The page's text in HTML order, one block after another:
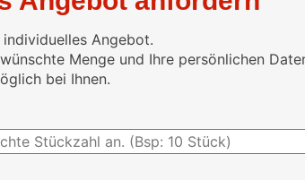
Angebot.
Menge und Ihre persönlichen Daten.
bei Ihnen.